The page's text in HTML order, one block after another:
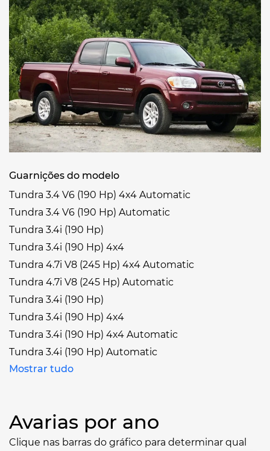
Guarnições do modelo
Tundra 3.4 V6 (190 Hp) 4x4 Automatic
Tundra 3.4 V6 (190 Hp) Automatic
Tundra 3.4i (190 Hp)
Tundra 3.4i (190 Hp) 4x4
Tundra 4.7i V8 (245 Hp) 4x4 Automatic
Tundra 4.7i V8 (245 Hp) Automatic
Tundra 3.4i (190 Hp)
Tundra 3.4i (190 Hp) 4x4
Tundra 3.4i (190 Hp) 4x4 Automatic
Tundra 3.4i (190 Hp) Automatic
Mostrar tudo
Avarias por ano
Clique nas barras do gráfico para determinar qual